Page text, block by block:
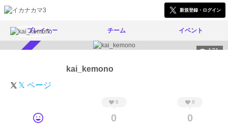
新規登録・ログイン
プレイヤー チーム イベント
171
kai_kemono
𝕏 ページ
0
0
0
0